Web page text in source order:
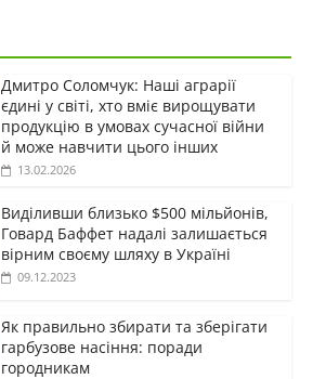
Дмитро Соломчук: Наші аграрії
єдині у світі, хто вміє вирощувати
продукцію в умовах сучасної війни
й може навчити цього інших
13.02.2026
Виділивши близько $500 мільйонів,
Говард Баффет надалі залишається
вірним своєму шляху в Україні
09.12.2023
Як правильно збирати та зберігати
гарбузове насіння: поради
городникам